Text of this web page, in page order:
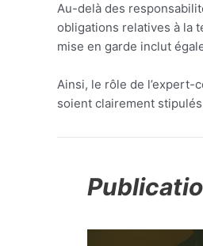
Au-delà des
obligations relatives à la
mise en garde inclut
Ainsi, le rôle de l’expert-
soient clairement